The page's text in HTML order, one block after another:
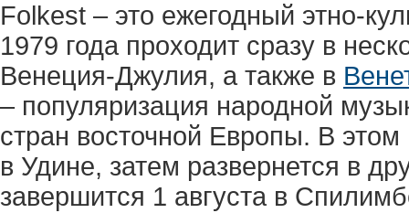
Folkest – это ежегодный этно-
1979 года проходит сразу в
Венеция-Джулия, а также в
– популяризация народной
стран восточной Европы. В
в Удине, затем развернется в
завершится 1 августа в